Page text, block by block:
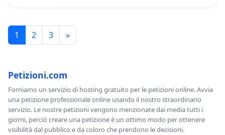
1 2 3 »
Petizioni.com
Forniamo un servizio di hosting gratuito per le petizioni online. Avvia
una petizione professionale online usando il nostro straordinario
servizio. Le nostre petizioni vengono menzionate dai media tutti i
giorni, perciò creare una petizione è un ottimo modo per ottenere
visibilità dal pubblico e da coloro che prendono le decisioni.